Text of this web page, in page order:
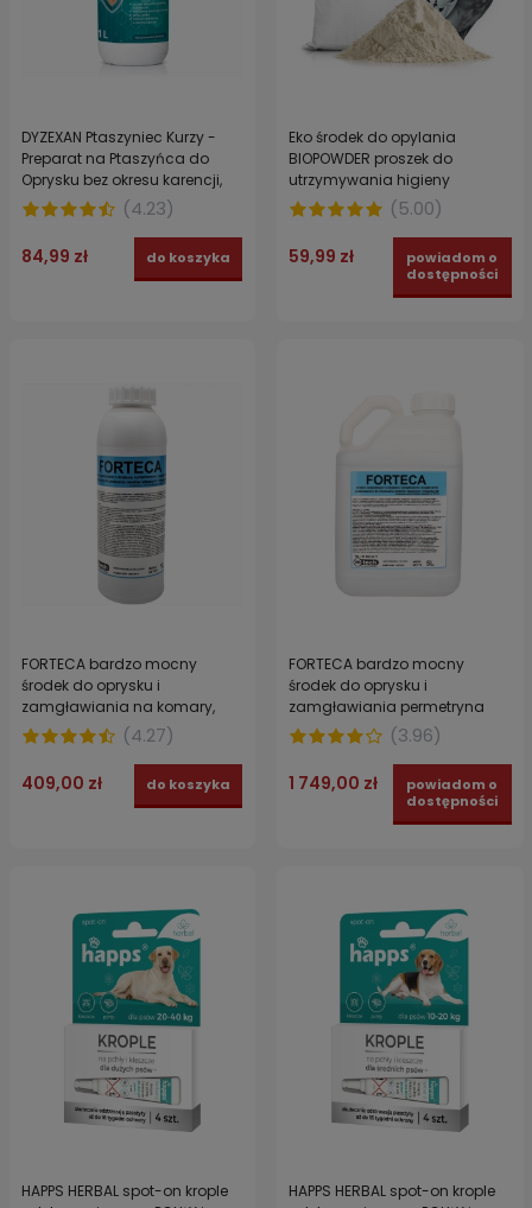
DYZEXAN Ptaszyniec Kurzy -
Preparat na Ptaszyńca do
Oprysku bez okresu karencji,
bezpieczny dla Jaj, bez
Pestycydów
(4.23)
84,99 zł do koszyka
Eko środek do opylania
BIOPOWDER proszek do
utrzymywania higieny
hodowli gołębi 10 KG
(5.00)
59,99 zł
powiadom o
dostępności
FORTECA bardzo mocny
środek do oprysku i
zamgławiania na komary,
pleśniakowce i prusaki 1 l
(4.27)
409,00 zł do koszyka
FORTECA bardzo mocny
środek do oprysku i
zamgławiania permetryna
40% do zwalczania much,
komarów, prusaków,
karaluchów, mrówek faraona i
pleśniakowca lśniącego! 5 l
(3.96)
1 749,00 zł
powiadom o
dostępności
HAPPS HERBAL spot-on krople
HAPPS HERBAL spot-on krople